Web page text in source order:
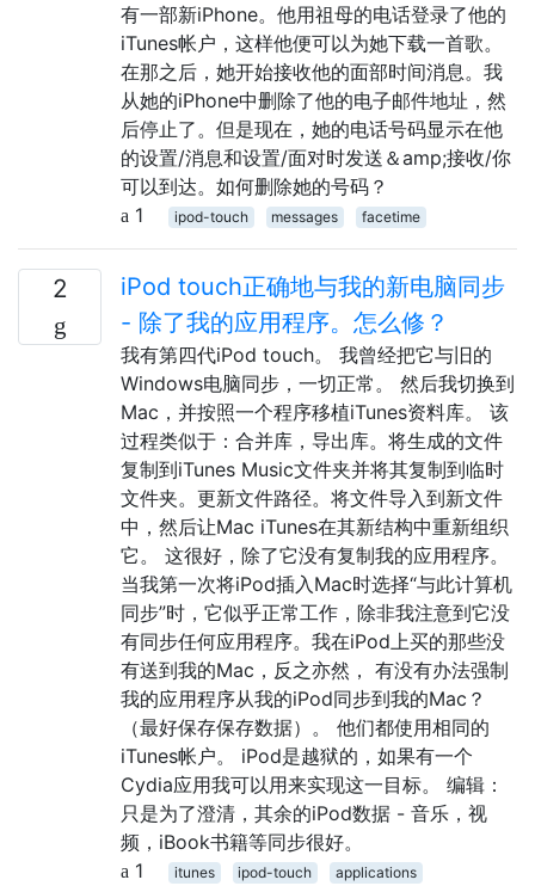
有一部新iPhone。他用祖母的电话登录了他的
iTunes帐户，这样他便可以为她下载一首歌。
在那之后，她开始接收他的面部时间消息。我
从她的iPhone中删除了他的电子邮件地址，然
后停止了。但是现在，她的电话号码显示在他
的设置/消息和设置/面对时发送＆amp;接收/你
可以到达。如何删除她的号码？
1
ipod-touch messages facetime
2
iPod touch正确地与我的新电脑同步
- 除了我的应用程序。怎么修？
我有第四代iPod touch。 我曾经把它与旧的
Windows电脑同步，一切正常。 然后我切换到
Mac，并按照一个程序移植iTunes资料库。 该
过程类似于：合并库，导出库。将生成的文件
复制到iTunes Music文件夹并将其复制到临时
文件夹。更新文件路径。将文件导入到新文件
中，然后让Mac iTunes在其新结构中重新组织
它。 这很好，除了它没有复制我的应用程序。
当我第一次将iPod插入Mac时选择“与此计算机
同步”时，它似乎正常工作，除非我注意到它没
有同步任何应用程序。我在iPod上买的那些没
有送到我的Mac，反之亦然， 有没有办法强制
我的应用程序从我的iPod同步到我的Mac？
（最好保存保存数据）。 他们都使用相同的
iTunes帐户。 iPod是越狱的，如果有一个
Cydia应用我可以用来实现这一目标。 编辑：
只是为了澄清，其余的iPod数据 - 音乐，视
频，iBook书籍等同步很好。
1
itunes ipod-touch
applications